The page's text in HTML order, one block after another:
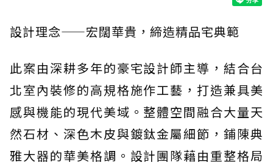
設計理念——宏闊華貴，締造精品宅典範
此案由深耕多年的豪宅設計師主導，結合台
北室內裝修的高規格施作工藝，打造兼具美
感與機能的現代美域。整體空間融合大量天
然石材、深色木皮與鍍鈦金屬細節，鋪陳典
雅大器的華美格調。設計團隊藉由重整格局